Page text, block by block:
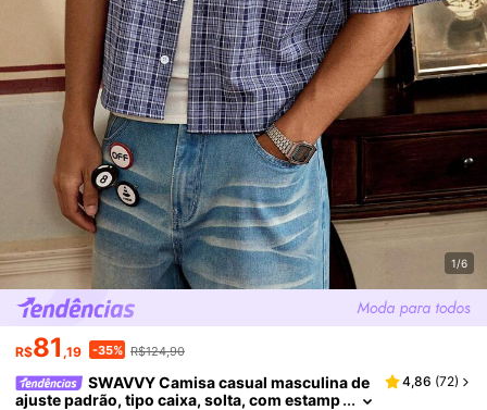
1/6
R$81 ,19 -35% R$124,90
SWAVVY Camisa casual masculina de
ajuste padrão, tipo caixa, solta, com estamp
4,86 (72)